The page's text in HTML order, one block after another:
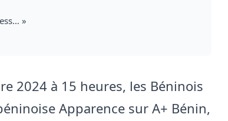
»
2024 à 15 heures, les Béninois
Apparence sur A+ Bénin,